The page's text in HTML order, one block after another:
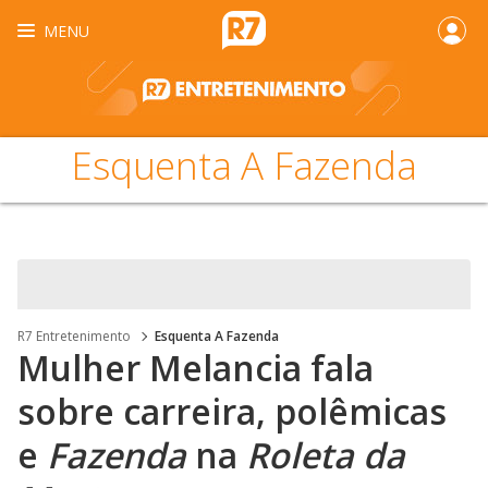
MENU
Esquenta A Fazenda
R7 Entretenimento Esquenta A Fazenda
Mulher Melancia fala
sobre carreira, polêmicas
e Fazendana Roleta da